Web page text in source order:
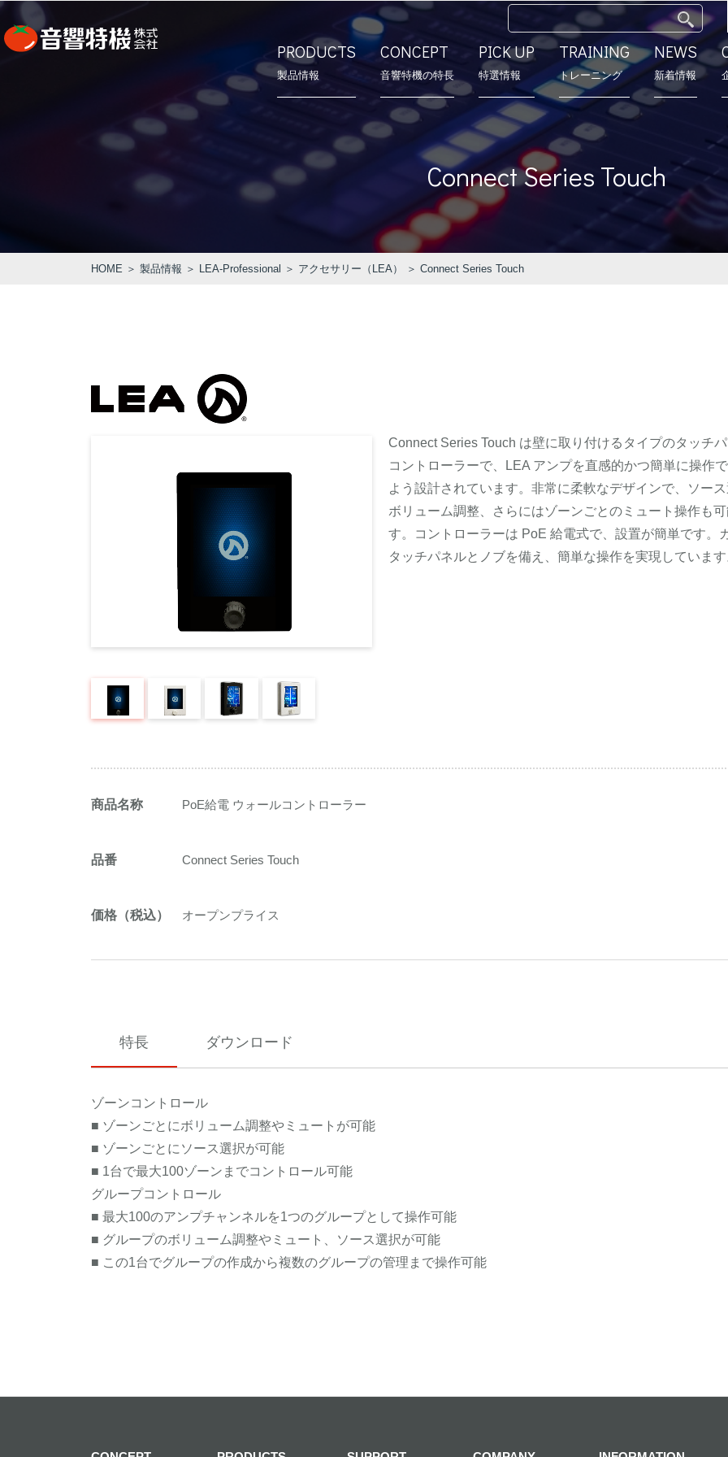
PRODUCTS
製品情報
PRODUCTS
CONCEPT
⾳響特機の特長
CONCEPT
⾳響特機の特長
⾳響特機の特長 モデルルーム
PICK UP
特選情報
TRAINING
トレーニング
NEWS
新着情報
COMPANY 会社概要 営業所
Connect Series Touch
HOME ＞ 製品情報 ＞ LEA-Professional ＞ アクセサリー（LEA） ＞ Connect Series Touch
Connect Series Touch は壁に取り付けるタイプのタッチ
コントローラーで、LEA アンプを直感的かつ簡単に操作
よう設計されています。非常に柔軟なデザインで、ソー
ボリューム調整、さらにはゾーンごとのミュート操作も
す。コントローラーは PoE 給電式で、設置が簡単です。
タッチパネルとノブを備え、簡単な操作を実現していま
商品名称 PoE給電 ウォールコントローラー
品番 Connect Series Touch
価格（税込） オープンプライス
特長 ダウンロード
ゾーンコントロール
■ ゾーンごとにボリューム調整やミュートが可能
■ ゾーンごとにソース選択が可能
■ 1台で最大100ゾーンまでコントロール可能
グループコントロール
■ 最大100のアンプチャンネルを1つのグループとして操作可能
■ グループのボリューム調整やミュート、ソース選択が可能
■ この1台でグループの作成から複数のグループの管理まで操作可能